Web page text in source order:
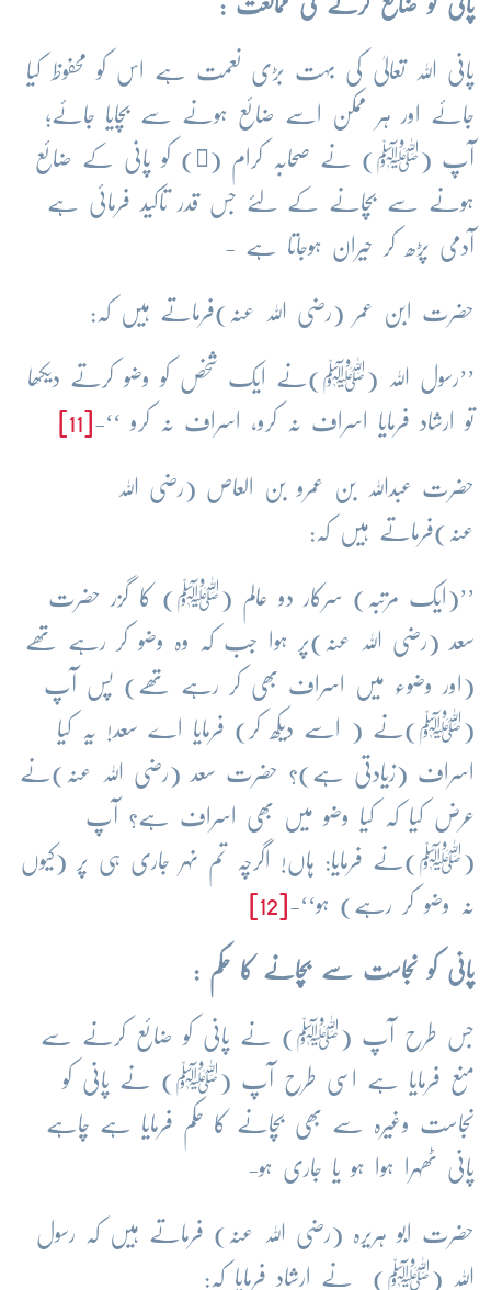
پانی کو ضائع کرنے کی ممانعت :
پانی اللہ تعالیٰ کی بہت بڑی نعمت ہے اس کو محفوظ کیا
جائے اور ہر ممکن اسے ضائع ہونے سے بچایا جائے؛
آپ ( ﷺ ) نے صحابہ کرام (﷢) کو پانی کے ضائع
ہونے سے بچانے کے لئے جس قدر تاکید فرمائی ہے
آدمی پڑھ کر حیران ہوجاتا ہے -
حضرت ابن عمر (رضی اللہ عنہ)فرماتے ہیں کہ:
’’رسول اللہ (ﷺ)نے ایک شخص کو وضو کرتے دیکھا
تو ارشاد فرمایا اسراف نہ کرو، اسراف نہ کرو ‘‘-
حضرت عبداللہ بن عمرو بن العاص (رضی اللہ
عنہ)فرماتے ہیں کہ:
’’(ایک مرتبہ) سرکار دو عالم (ﷺ) کا گزر حضرت
سعد (رضی اللہ عنہ)پر ہوا جب کہ وہ وضو کر رہے تھے
(اور وضوء میں اسراف بھی کر رہے تھے) پس آپ
(ﷺ)نے ( اسے دیکھ کر) فرمایا اے سعد! یہ کیا
اسراف (زیادتی ہے)؟ حضرت سعد (رضی اللہ عنہ)نے
عرض کیا کہ کیا وضو میں بھی اسراف ہے؟ آپ
(ﷺ)نے فرمایا: ہاں! اگرچہ تم نہر جاری ہی پر (کیوں
نہ وضو کر رہے) ہو‘‘-
پانی کو نجاست سے بچانے کا حکم :
جس طرح آپ ( ﷺ ) نے پانی کو ضائع کرنے سے
منع فرمایا ہے اسی طرح آپ ( ﷺ ) نے پانی کو
نجاست وغیرہ سے بھی بچانے کا حکم فرمایا ہے چاہے
پانی ٹھہرا ہوا ہو یا جاری ہو-
حضرت ابو ہریرہ (رضی اللہ عنہ) فرماتے ہیں کہ رسول
اللہ ( ﷺ ) نے ارشاد فرمایا کہ: